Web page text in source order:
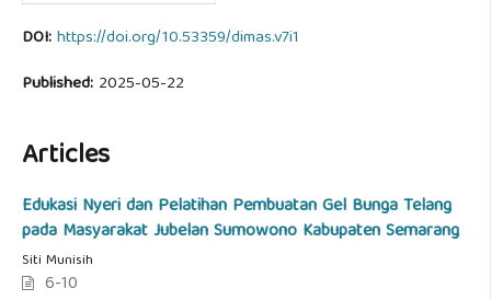
DOI:https://doi.org/10.53359/dimas.v7i1
Published: 2025-05-22
Articles
Edukasi Nyeri dan Pelatihan Pembuatan Gel Bunga Telang
pada Masyarakat Jubelan Sumowono Kabupaten Semarang
Siti Munisih
6-10